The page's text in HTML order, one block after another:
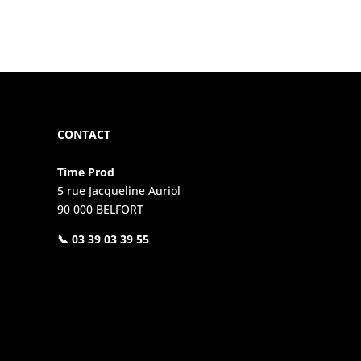
CONTACT
Time Prod
5 rue Jacqueline Auriol
90 000 BELFORT
📞 03 39 03 39 55